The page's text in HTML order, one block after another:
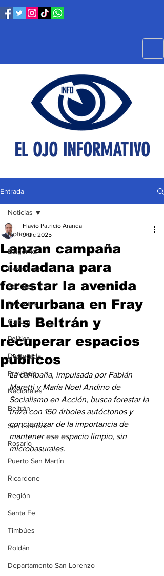
EL OJO INFORMATIVO
Entrada
Noticias
Baigorria
Bermúdez
Sociales
Deportes
Cultura
Política
Destacada
Provincia
Nacionales
Beltrán
San Lorenzo
Rosario
Puerto San Martín
Ricardone
Región
Santa Fe
Timbúes
Roldán
Departamento San Lorenzo
Noticias
Lanzan campaña
ciudadana para
forestar la avenida
Interurbana en Fray
Luis Beltrán y
recuperar espacios
públicos
Flavio Patricio Aranda
9 dic 2025
La campaña, impulsada por Fabián
Maretti y María Noel Andino de
Socialismo en Acción, busca forestar la
traza con 150 árboles autóctonos y
concientizar de la importancia de
mantener ese espacio limpio, sin
microbasurales.